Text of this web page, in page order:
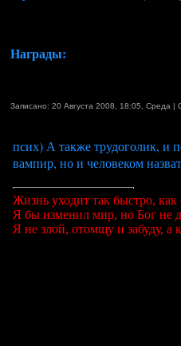
Награды:
Записано: 20 Августа 2008, 18:05, Среда |
псих) А также трудоголик, и
вампир, но и человеком
Жизнь уходит так быстро,
Я бы изменил мир, но Бог не
Я не злой, отомщу и забуду, а